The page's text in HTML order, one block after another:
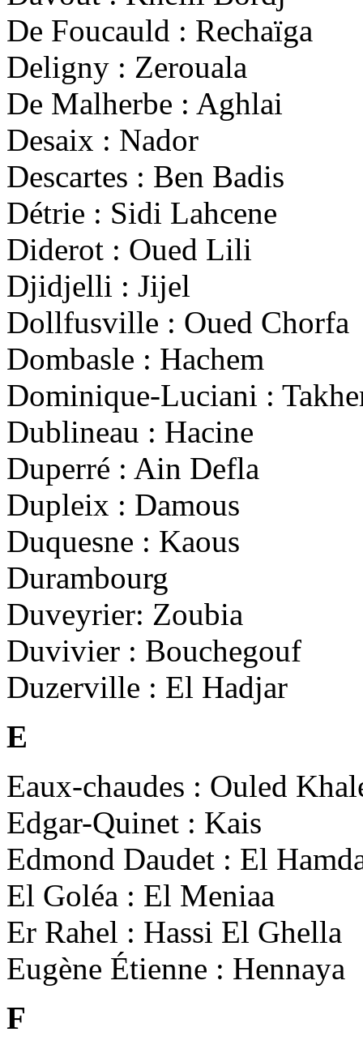
De Foucauld : Rechaïga
Deligny : Zerouala
De Malherbe : Aghlai
Desaix : Nador
Descartes : Ben Badis
Détrie : Sidi Lahcene
Diderot : Oued Lili
Djidjelli : Jijel
Dollfusville : Oued Chorfa
Dombasle : Hachem
Dominique-Luciani :
Dublineau : Hacine
Duperré : Ain Defla
Dupleix : Damous
Duquesne : Kaous
Durambourg
Duveyrier: Zoubia
Duvivier : Bouchegouf
Duzerville : El Hadjar
E
Eaux-chaudes : Ouled
Edgar-Quinet : Kais
Edmond Daudet : El
El Goléa : El Meniaa
Er Rahel : Hassi El Ghella
Eugène Étienne : Hennaya
F